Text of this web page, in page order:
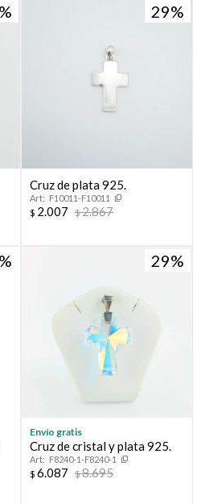
29
Cruz de plata 925.
F10011-F10011
$ 2.007 $2.867
29
Envío gratis
Cruz de cristal y plata 925.
F8240-1-F8240-1
$ 6.087 $8.695